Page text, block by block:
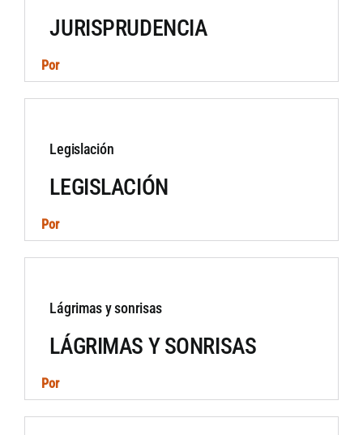
JURISPRUDENCIA
Por
Legislación
LEGISLACIÓN
Por
Lágrimas y sonrisas
LÁGRIMAS Y SONRISAS
Por